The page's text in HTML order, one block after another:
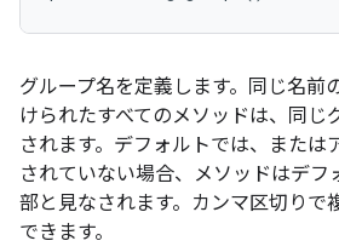
グループ名を定義します。同じ名前
けられたすべてのメソッドは、同じ
されます。デフォルトでは、または
されていない場合、メソッドはデフ
部と見なされます。カンマ区切りで
できます。